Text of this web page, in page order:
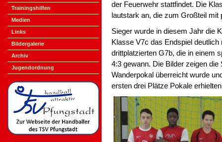
Trainingshilfen
Medien
Links
Bildergalerie
Archiv
Jugendordnung
der Feuerwehr stattfindet. Die
lautstark an, die zum Großteil
Sieger wurde in diesem Jahr die
Klasse V7c das Endspiel
drittplatzierten G7b, die in einem
4:3 gewann. Die Bilder zeigen
Wanderpokal überreicht wurde
ersten drei Plätze Pokale